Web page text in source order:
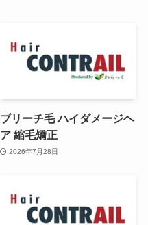
ブリーチ毛 ハイダメージヘ
ア 縮毛矯正
2026年7月28日